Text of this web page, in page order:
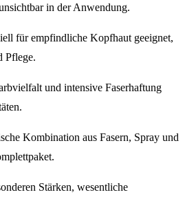
in der Anwendung.
für empfindliche Kopfhaut geeignet,
Pflege.
und intensive Faserhaftung
Kombination aus Fasern, Spray und
Stärken, wesentliche